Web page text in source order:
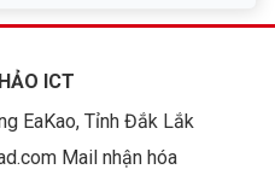
ICT
EaKao, Tỉnh Đắk Lắk
Mail nhận hóa